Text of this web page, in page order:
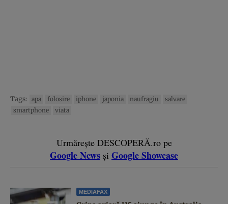
Tags: apa folosire iphone japonia naufragiu
salvare
smartphone
viata
Urmărește DESCOPERĂ.ro pe
Google News și Google Showcase
MEDIAFAX